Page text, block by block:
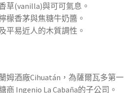
草(vanilla)與可可氣息。
檬香茅與焦糖牛奶醬。
平易近人的木質調性。
姆酒廠Cihuatán，為薩爾瓦多第一
商 Ingenio La Cabaña的子公司。